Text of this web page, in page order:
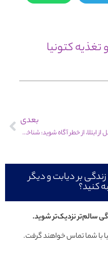
کتونیا
بعدی
قبل از ابتلا، از خطر آگاه شوید: شناخت عوامل پنهان دیابت
بر دیابت و دیگر
کنید؟
سالم‌تر نزدیک‌تر شوید.
با شما تماس خواهند گرفت.